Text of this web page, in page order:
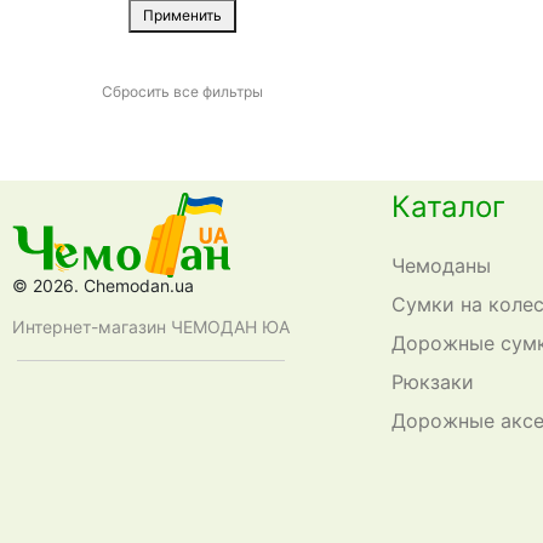
VnV Travel
Сиреневый
Хаки
Черный
Применить
Сбросить все фильтры
© 2026. Chemodan.ua
Интернет-магазин ЧЕМОДАН ЮА
Каталог
Чемоданы
Сумки на
Дорожные
Рюкзаки
Дорожные